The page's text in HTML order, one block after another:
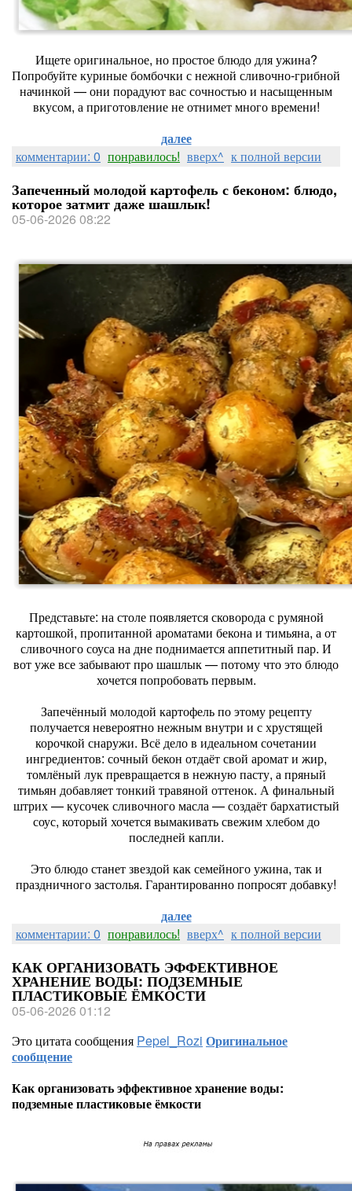
Ищете оригинальное, но простое блюдо для ужина?
Попробуйте куриные бомбочки с нежной сливочно‑грибной
начинкой — они порадуют вас сочностью и насыщенным
вкусом, а приготовление не отнимет много времени!
далее
комментарии: 0 понравилось! вверх^ к полной версии
Запеченный молодой картофель с беконом: блюдо,
которое затмит даже шашлык!
05-06-2026 08:22
Представьте: на столе появляется сковорода с румяной
картошкой, пропитанной ароматами бекона и тимьяна, а от
сливочного соуса на дне поднимается аппетитный пар. И
вот уже все забывают про шашлык — потому что это блюдо
хочется попробовать первым.
Запечённый молодой картофель по этому рецепту
получается невероятно нежным внутри и с хрустящей
корочкой снаружи. Всё дело в идеальном сочетании
ингредиентов: сочный бекон отдаёт свой аромат и жир,
томлёный лук превращается в нежную пасту, а пряный
тимьян добавляет тонкий травяной оттенок. А финальный
штрих — кусочек сливочного масла — создаёт бархатистый
соус, который хочется вымакивать свежим хлебом до
последней капли.
Это блюдо станет звездой как семейного ужина, так и
праздничного застолья. Гарантированно попросят добавку!
далее
комментарии: 0 понравилось! вверх^ к полной версии
КАК ОРГАНИЗОВАТЬ ЭФФЕКТИВНОЕ
ХРАНЕНИЕ ВОДЫ: ПОДЗЕМНЫЕ
ПЛАСТИКОВЫЕ ЁМКОСТИ
05-06-2026 01:12
Это цитата сообщения Pepel_Rozi Оригинальное
сообщение
Как организовать эффективное хранение воды:
подземные пластиковые ёмкости